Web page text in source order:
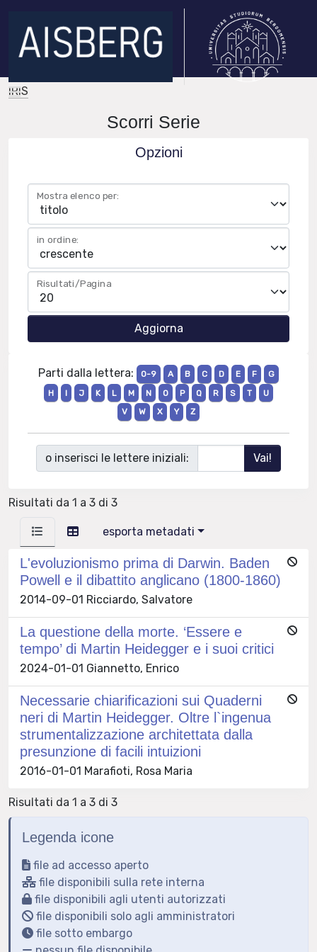
IRIS
Scorri Serie
Opzioni
Mostra elenco per:
in ordine:
Risultati/Pagina
Parti dalla lettera: 0-9 A B C D E F
G
H
I J K L M N O P Q R S T
U
V
W X Y Z
o inserisci le lettere iniziali:
Risultati da 1 a 3 di 3
esporta metadati
L'evoluzionismo prima di Darwin. Baden
Powell e il dibattito anglicano (1800-1860)
2014-09-01 Ricciardo, Salvatore
La questione della morte. ‘Essere e
tempo’ di Martin Heidegger e i suoi critici
2024-01-01 Giannetto, Enrico
Necessarie chiarificazioni sui Quaderni
neri di Martin Heidegger. Oltre l`ingenua
strumentalizzazione architettata dalla
presunzione di facili intuizioni
2016-01-01 Marafioti, Rosa Maria
Risultati da 1 a 3 di 3
Legenda icone
file ad accesso aperto
file disponibili sulla rete interna
file disponibili agli utenti autorizzati
file disponibili solo agli amministratori
file sotto embargo